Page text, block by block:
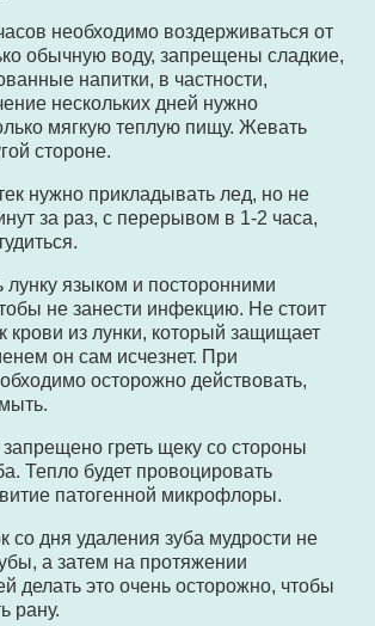
необходимо воздерживаться от
обычную воду, запрещены сладкие,
напитки, в частности,
нескольких дней нужно
мягкую теплую пищу. Жевать
стороне.
нужно прикладывать лед, но не
за раз, с перерывом в 1-2 часа,
лунку языком и посторонними
не занести инфекцию. Не стоит
крови из лунки, который защищает
он сам исчезнет. При
осторожно действовать,
запрещено греть щеку со стороны
Тепло будет провоцировать
патогенной микрофлоры.
со дня удаления зуба мудрости не
а затем на протяжении
делать это очень осторожно, чтобы
рану.